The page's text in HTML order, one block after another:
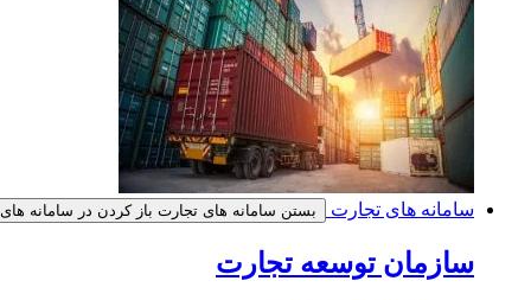
سامانه های تجارت بستن سامانه های تجارت باز کردن در سامانه
سازمان توسعه تجارت